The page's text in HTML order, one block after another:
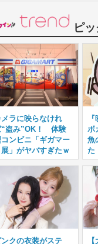
ピ
メラに映らなけれ
“盗み”OK！ 体験
ンビニ「ギガマー
展」がヤバすぎたｗ
ボ
魚
た
ンクの衣装がステ